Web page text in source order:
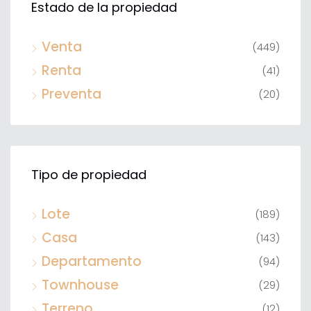
Estado de la propiedad
Venta (449)
Renta (41)
Preventa (20)
Tipo de propiedad
Lote (189)
Casa (143)
Departamento (94)
Townhouse (29)